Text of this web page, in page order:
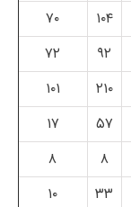
۱۰۴
۷۰
۹۲
۷۲
۲۱۰
۱۰۱
۵۷
۱۷
۸
۸
۳۳
۱۰